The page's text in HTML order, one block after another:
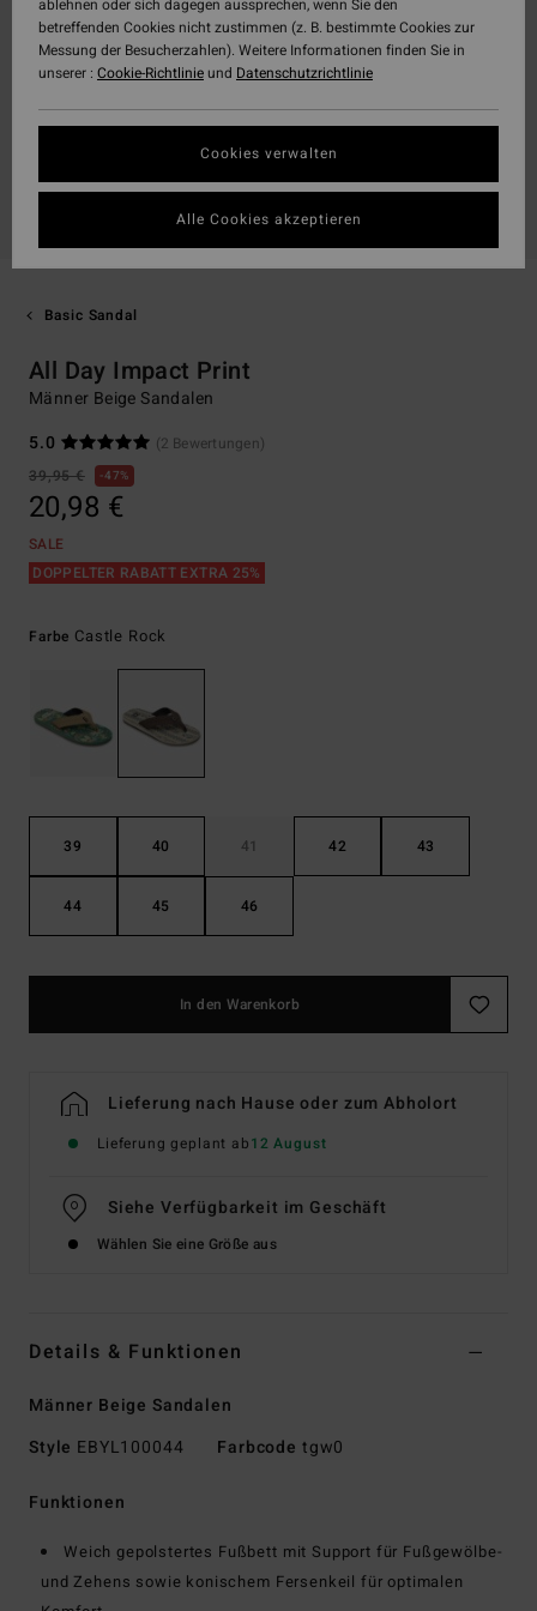
Basic Sandal
All Day Impact Print
Männer Beige Sandalen
5.0
(2 Bewertungen)
39,95 €
47%
20,98 €
SALE
DOPPELTER RABATT EXTRA 25%
Farbe Castle Rock
39 40 41 42 43
44 45 46
In den Warenkorb
Lieferung nach Hause oder zum Abholort
Lieferung geplant ab12 August
Siehe Verfügbarkeit im Geschäft
Wählen Sie eine Größe aus
Details & Funktionen
Männer Beige Sandalen
Style EBYL100044 Farbcode tgw0
Funktionen
Weich gepolstertes Fußbett mit Support für Fußgewölbe-
und Zehens sowie konischem Fersenkeil für optimalen
ablehnen oder sich dagegen aussprechen, wenn Sie den
betreffenden Cookies nicht zustimmen (z. B. bestimmte Cookies zur
Messung der Besucherzahlen). Weitere Informationen finden Sie in
unserer : Cookie-Richtlinieund Datenschutzrichtlinie
Cookies verwalten
Alle Cookies akzeptieren